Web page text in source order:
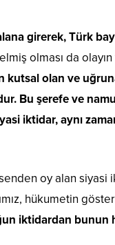
girerek, Türk
olması da
kutsal olan ve
Bu şerefe ve
iktidar, aynı
oy alan siyasi
hükumetin
iktidardan bunun